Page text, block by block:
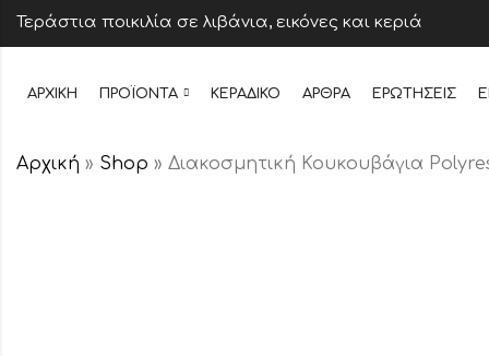
Τεράστια ποικιλία σε λιβάνια, εικόνες και κεριά
ΑΡΧΙΚΉ ΠΡΟΪΌΝΤΑ ΚΕΡΆΔΙΚΟ ΆΡΘΡΑ ΕΡΩΤΉΣΕΙΣ
Αρχική » Shop » Διακοσμητική Κουκουβάγια